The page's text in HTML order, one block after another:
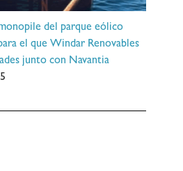
del parque eólico
el que Windar Renovables
junto con Navantia